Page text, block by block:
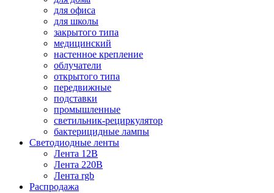
для офиса
для школы
закрытого типа
медицинский
настенное крепление
облучатели
открытого типа
передвижные
подставки
промышленные
светильник-рециркулятор
бактерицидные лампы
Светодиодные ленты
Лента 12В
Лента 220В
Лента rgb
Распродажа